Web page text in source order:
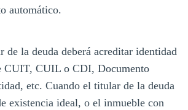
automático.
de la deuda deberá acreditar identidad
CUIT, CUIL o CDI, Documento
etc. Cuando el titular de la deuda
existencia ideal, o el inmueble con